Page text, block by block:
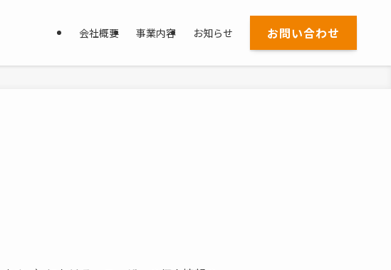
会社概要 事業内容 お知らせ お問い合わせ